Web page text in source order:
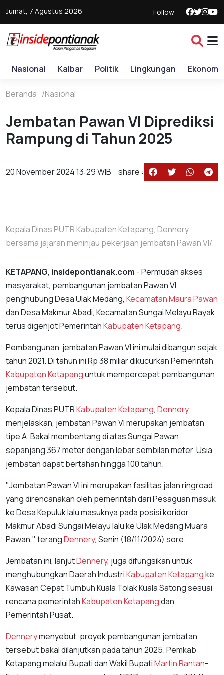
Jumat, 7 Agustus 2026 Follow :
Nasional Kalbar Politik Lingkungan Ekonomi
Beranda Nasional
Jembatan Pawan VI Diprediksi
Rampung di Tahun 2025
20 November 2024 13:29 WIB share :
Kepala Dinas PUTR Kabupaten Ketapang, Dennery
bersama jajaran meninjau pekerjaan jembatan Pawan VI/
KETAPANG, insidepontianak.com - Permudah akses
masyarakat, pembangunan jembatan Pawan VI
penghubung Desa Ulak Medang, Kecamatan Maura Pawan
dan Desa Makmur Abadi, Kecamatan Sungai Melayu Rayak
terus digenjot PemerintahKabupaten Ketapang.
Pembangunan jembatan Pawan VI ini mulai dibangun sejak
tahun 2021. Di tahun ini Rp 38 miliar dikucurkan Pemerintah
Kabupaten Ketapanguntuk mempercepat pembangunan
jembatan tersebut.
Kepala Dinas PUTRKabupaten Ketapang, Dennery
menjelaskan, jembatan Pawan VI merupakan jembatan
tipe A. Bakal membentang di atas Sungai Pawan
sepanjang 367 meter dengan lebar sembilan meter. Usia
jembatan dapat bertahan hingga 100 tahun.
"Jembatan Pawan VI ini merupakan fasilitas jalan ringroad
yang direncanakan oleh pemerintah dari Pesaguan masuk
ke Desa Kepuluk lalu masuknya pada posisi koridor
Makmur Abadi Sungai Melayu lalu ke Ulak Medang Muara
Pawan," terangDennery, Senin (18/11/2024) sore.
Jembatan ini, lanjutDennery, juga difungsikan untuk
menghubungkan Daerah IndustriKabupaten Ketapangke
Kawasan Cepat Tumbuh Kuala Tolak Kuala Satong sesuai
rencana pemerintahKabupaten Ketapangdan
Pemerintah Pusat.
Dennerymenyebut, proyek pembangunan jembatan
tersebut bakal dilanjutkan pada tahun 2025. Pemkab
Ketapang melalui Bupati dan Wakil BupatiMartin Rantan-